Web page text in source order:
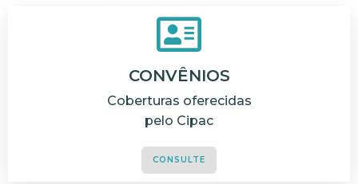
CONVÊNIOS
Coberturas oferecidas
pelo Cipac
CONSULTE